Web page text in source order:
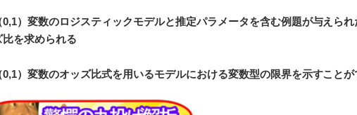
）変数のロジスティックモデルと推定パラメータを含む例題が与えられ
比を求められる
）変数のオッズ比式を用いるモデルにおける変数型の限界を示すことが